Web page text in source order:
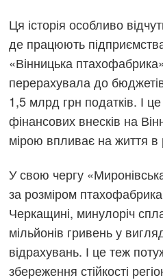
Ця історія особливо
де працюють
«Вінницька
перерахувала до
1,5 млрд грн податків. І
фінансових внесків на
мірою впливає на життя в
У свою чергу
за розміром
Черкащині, минулоріч
мільйонів гривень у
відрахувань. І це теж
збереження стійкості